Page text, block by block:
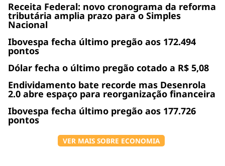
Receita Federal: novo cronograma da reforma
tributária amplia prazo para o Simples
Nacional
Ibovespa fecha último pregão aos 172.494
pontos
Dólar fecha o último pregão cotado a R$ 5,08
Endividamento bate recorde mas Desenrola
2.0 abre espaço para reorganização financeira
Ibovespa fecha último pregão aos 177.726
pontos
VER MAIS SOBRE ECONOMIA